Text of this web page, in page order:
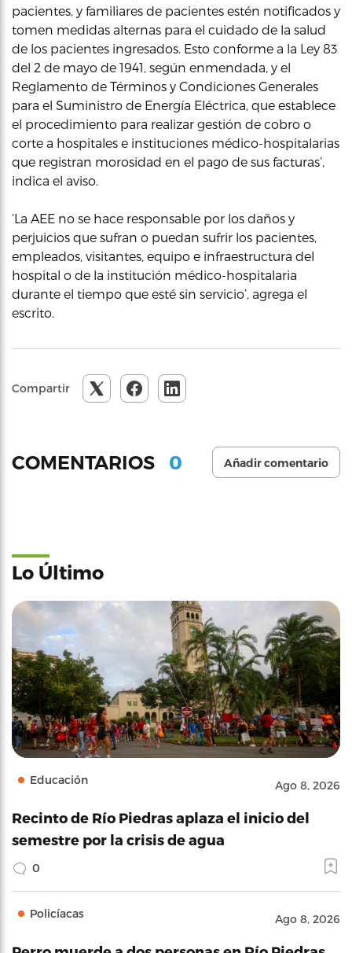
pacientes, y familiares de pacientes estén notificados y
tomen medidas alternas para el cuidado de la salud
de los pacientes ingresados. Esto conforme a la Ley 83
del 2 de mayo de 1941, según enmendada, y el
Reglamento de Términos y Condiciones Generales
para el Suministro de Energía Eléctrica, que establece
el procedimiento para realizar gestión de cobro o
corte a hospitales e instituciones médico-hospitalarias
que registran morosidad en el pago de sus facturas’,
indica el aviso.
‘La AEE no se hace responsable por los daños y
perjuicios que sufran o puedan sufrir los pacientes,
empleados, visitantes, equipo e infraestructura del
hospital o de la institución médico-hospitalaria
durante el tiempo que esté sin servicio’, agrega el
escrito.
Compartir
COMENTARIOS 0 Añadir comentario
Lo Último
Educación Ago 8, 2026
Recinto de Río Piedras aplaza el inicio del
semestre por la crisis de agua
0
Policíacas Ago 8, 2026